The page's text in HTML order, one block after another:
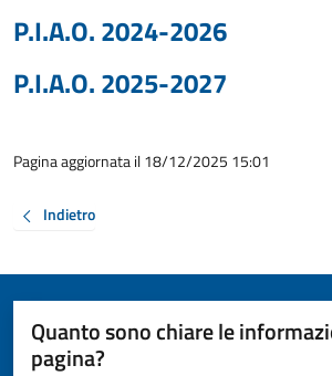
P.I.A.O. 2024-2026
P.I.A.O. 2025-2027
Pagina aggiornata il 18/12/2025 15:01
Indietro
Quanto sono chiare le
pagina?